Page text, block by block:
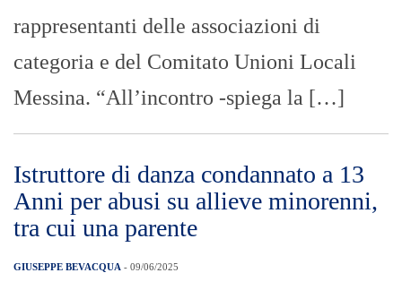
rappresentanti delle associazioni di
categoria e del Comitato Unioni Locali
Messina. “All’incontro -spiega la […]
Istruttore di danza condannato a 13
Anni per abusi su allieve minorenni,
tra cui una parente
GIUSEPPE BEVACQUA - 09/06/2025